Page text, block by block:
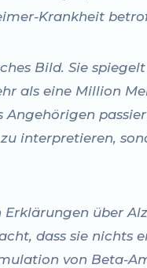
Krankheit
Bild. Sie
als eine Million
Angehörigen
interpretieren,
über
dass sie nichts
von Beta-